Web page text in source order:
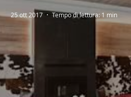
25 ott 2017 Tempo di lettura: 1 min